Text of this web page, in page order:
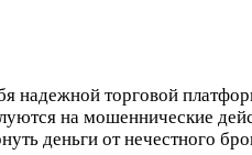
надежной торговой
на мошеннические
деньги от нечестного